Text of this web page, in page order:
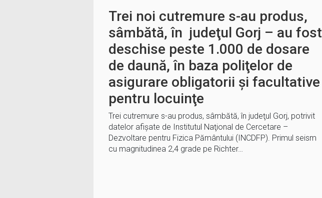
Trei noi cutremure s-au produs,
sâmbătă, în judeţul Gorj – au fost
deschise peste 1.000 de dosare
de daună, în baza poliţelor de
asigurare obligatorii şi facultative
pentru locuinţe
Trei cutremure s-au produs, sâmbătă, în judeţul Gorj, potrivit
datelor afişate de Institutul Naţional de Cercetare –
Dezvoltare pentru Fizica Pământului (INCDFP). Primul seism
cu magnitudinea 2,4 grade pe Richter…